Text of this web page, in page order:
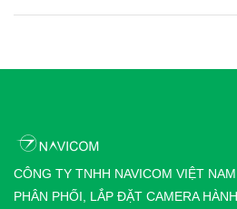
CÔNG TY TNHH NAVICOM VIỆT NAM
PHÂN PHỐI, LẮP ĐẶT CAMERA